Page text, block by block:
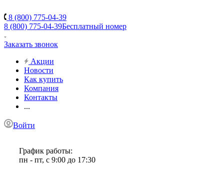
8 (800) 775-04-39
8 (800) 775-04-39Бесплатный номер
Заказать звонок
Акции
Новости
Как купить
Компания
Контакты
...
Войти
График работы:
пн - пт, с 9:00 до 17:30